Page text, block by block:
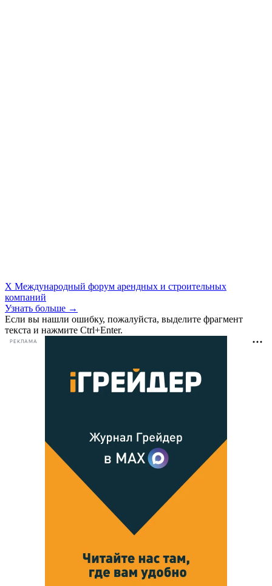
X Международный форум арендных и строительных
компаний
Узнать больше →
Если вы нашли ошибку, пожалуйста, выделите фрагмент
текста и нажмите Ctrl+Enter.
РЕКЛАМА